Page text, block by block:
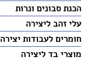
הכנת סבונים ונרות
עלי זהב ליצירה
חומרים לעבודות יצירה
מוצרי בד ליצירה